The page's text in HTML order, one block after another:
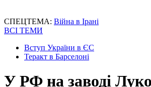
СПЕЦТЕМА: Війна в Ірані
ВСІ ТЕМИ
Вступ України в ЄС
Теракт в Барселоні
У РФ на заводі